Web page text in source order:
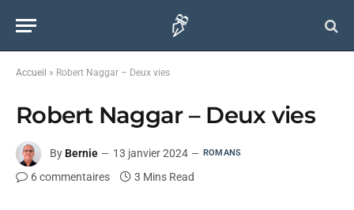
Accueil » Robert Naggar – Deux vies
Robert Naggar – Deux vies
By Bernie 13 janvier 2024 ROMANS
6 commentaires 3 Mins Read